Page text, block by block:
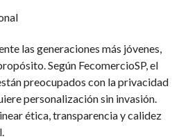
las generaciones más jóvenes,
Según FecomercioSP, el
preocupados con la privacidad
personalización sin invasión.
ética, transparencia y calidez